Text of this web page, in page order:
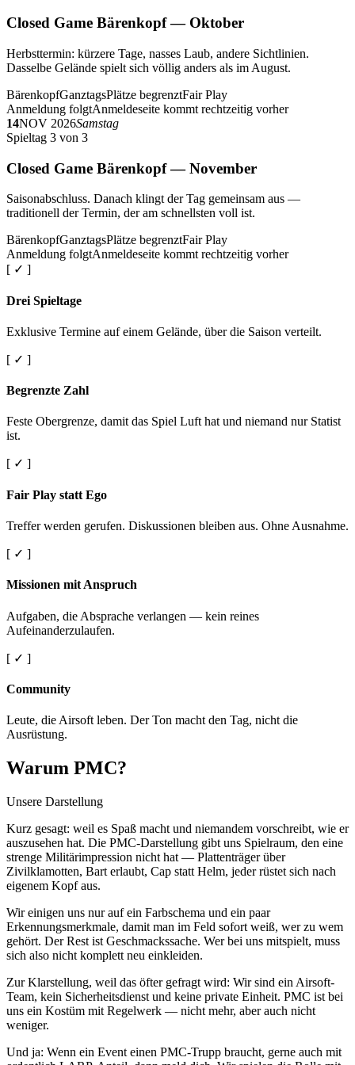
Closed Game Bärenkopf — Oktober
Herbsttermin: kürzere Tage, nasses Laub, andere Sichtlinien.
Dasselbe Gelände spielt sich völlig anders als im August.
BärenkopfGanztagsPlätze begrenztFair Play
Anmeldung folgtAnmeldeseite kommt rechtzeitig vorher
14NOV 2026Samstag
Spieltag 3 von 3
Closed Game Bärenkopf — November
Saisonabschluss. Danach klingt der Tag gemeinsam aus —
traditionell der Termin, der am schnellsten voll ist.
BärenkopfGanztagsPlätze begrenztFair Play
Anmeldung folgtAnmeldeseite kommt rechtzeitig vorher
[ ✓ ]
Drei Spieltage
Exklusive Termine auf einem Gelände, über die Saison verteilt.
[ ✓ ]
Begrenzte Zahl
Feste Obergrenze, damit das Spiel Luft hat und niemand nur Statist
ist.
[ ✓ ]
Fair Play statt Ego
Treffer werden gerufen. Diskussionen bleiben aus. Ohne Ausnahme.
[ ✓ ]
Missionen mit Anspruch
Aufgaben, die Absprache verlangen — kein reines
Aufeinanderzulaufen.
[ ✓ ]
Community
Leute, die Airsoft leben. Der Ton macht den Tag, nicht die
Ausrüstung.
Warum PMC?
Unsere Darstellung
Kurz gesagt: weil es Spaß macht und niemandem vorschreibt, wie er
auszusehen hat. Die PMC-Darstellung gibt uns Spielraum, den eine
strenge Militärimpression nicht hat — Plattenträger über
Zivilklamotten, Bart erlaubt, Cap statt Helm, jeder rüstet sich nach
eigenem Kopf aus.
Wir einigen uns nur auf ein Farbschema und ein paar
Erkennungsmerkmale, damit man im Feld sofort weiß, wer zu wem
gehört. Der Rest ist Geschmackssache. Wer bei uns mitspielt, muss
sich also nicht komplett neu einkleiden.
Zur Klarstellung, weil das öfter gefragt wird: Wir sind ein Airsoft-
Team, kein Sicherheitsdienst und keine private Einheit. PMC ist bei
uns ein Kostüm mit Regelwerk — nicht mehr, aber auch nicht
weniger.
Und ja: Wenn ein Event einen PMC-Trupp braucht, gerne auch mit